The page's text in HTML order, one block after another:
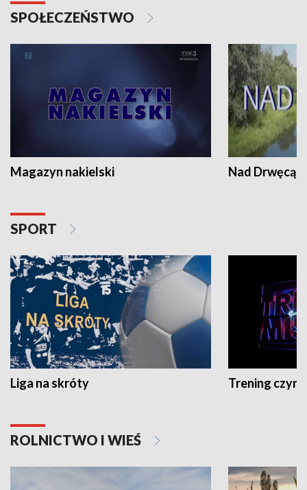
SPOŁECZEŃSTWO
Magazyn nakielski Nad Drwęcą
SPORT
Liga na skróty Trening czyni
ROLNICTWO I WIEŚ